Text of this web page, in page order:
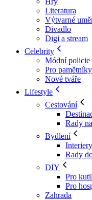
Literatura
Výtvarné
Divadlo
Digi a stream
Celebrity
Módní policie
Pro pamětníky
Nové tváře
Lifestyle
Cestování
Rady
Bydlení
Interiery
Rady
DIY
Pro
Pro
Zahrada